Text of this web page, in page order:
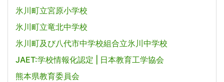
氷川町立宮原小学校
氷川町立竜北中学校
氷川町及び八代市中学校組合立氷川中学校
JAET:学校情報化認定 | 日本教育工学協会
熊本県教育委員会